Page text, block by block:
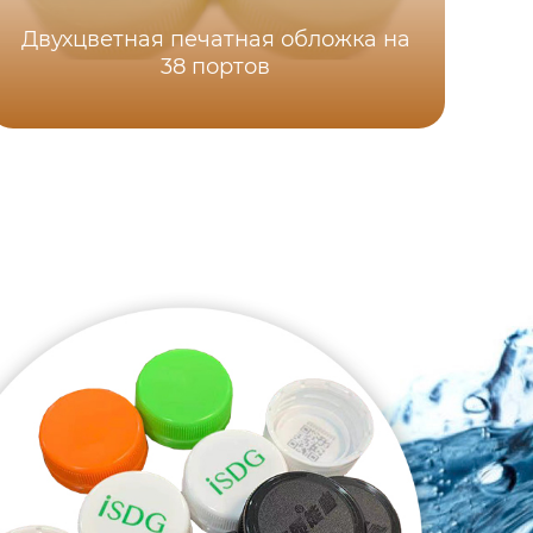
Двухцветная печатная обложка на
38 портов